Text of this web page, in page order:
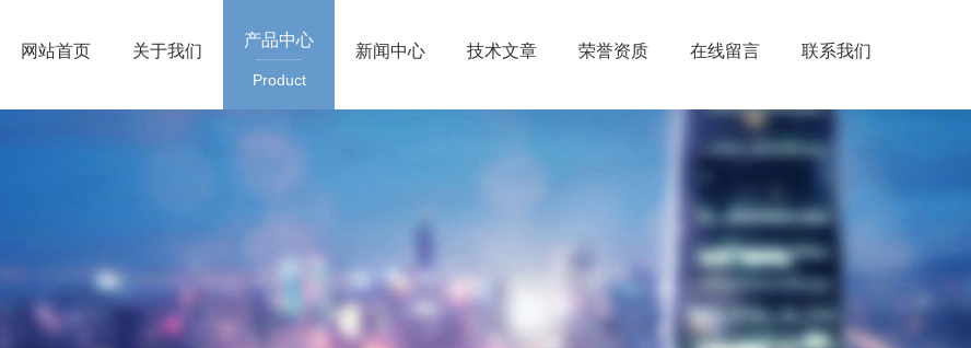
网站首页 关于我们
产品中心
Product
新闻中心 技术文章 荣誉资质 在线留言 联系我们